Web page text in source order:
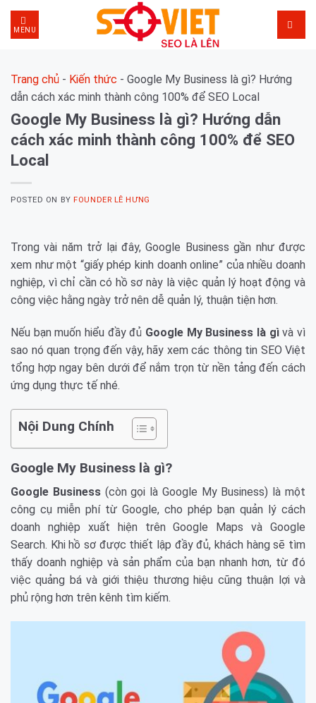
Skip
content
MENU
Trang chủ - Kiến thức - Google My Business là gì? Hướng
dẫn cách xác minh thành công 100% để SEO Local
Google My Business là gì? Hướng dẫn
cách xác minh thành công 100% để SEO
Local
POSTED ON BYFOUNDER LÊ HƯNG
Trong vài năm trở lại đây, Google Business gần như được
xem như một “giấy phép kinh doanh online” của nhiều doanh
nghiệp, vì chỉ cần có hồ sơ này là việc quản lý hoạt động và
công việc hằng ngày trở nên dễ quản lý, thuận tiện hơn.
Nếu bạn muốn hiểu đầy đủ Google My Business là gìvà vì
sao nó quan trọng đến vậy, hãy xem các thông tin SEO Việt
tổng hợp ngay bên dưới để nắm trọn từ nền tảng đến cách
ứng dụng thực tế nhé.
Nội Dung Chính
Google My Business là gì?
Google Business(còn gọi là Google My Business) là một
công cụ miễn phí từ Google, cho phép bạn quản lý cách
doanh nghiệp xuất hiện trên Google Maps và Google
Search. Khi hồ sơ được thiết lập đầy đủ, khách hàng sẽ tìm
thấy doanh nghiệp và sản phẩm của bạn nhanh hơn, từ đó
việc quảng bá và giới thiệu thương hiệu cũng thuận lợi và
phủ rộng hơn trên kênh tìm kiếm.